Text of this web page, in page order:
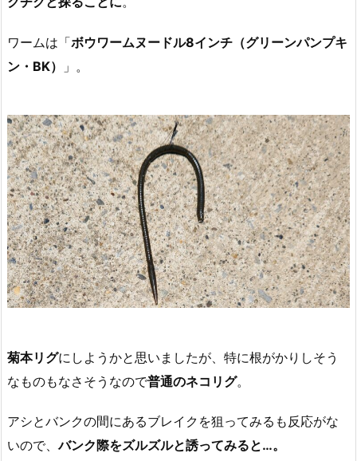
ワームは「ボウワームヌードル8インチ（グリーンパンプキ
ン・BK）
」。
菊本リグにしようかと思いましたが、特に根がかりしそう
なものもなさそうなので普通のネコリグ。
アシとバンクの間にあるブレイクを狙ってみるも反応がな
いので、バンク際をズルズルと誘ってみると…。